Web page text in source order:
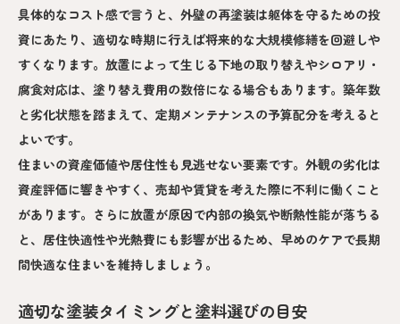
具体的なコスト感で言うと、外壁の再塗装は躯体を守るための投
資にあたり、適切な時期に行えば将来的な大規模修繕を回避しや
すくなります。放置によって生じる下地の取り替えやシロアリ・
腐食対応は、塗り替え費用の数倍になる場合もあります。築年数
と劣化状態を踏まえて、定期メンテナンスの予算配分を考えると
よいです。
住まいの資産価値や居住性も見逃せない要素です。外観の劣化は
資産評価に響きやすく、売却や賃貸を考えた際に不利に働くこと
があります。さらに放置が原因で内部の換気や断熱性能が落ちる
と、居住快適性や光熱費にも影響が出るため、早めのケアで長期
間快適な住まいを維持しましょう。
適切な塗装タイミングと塗料選びの目安